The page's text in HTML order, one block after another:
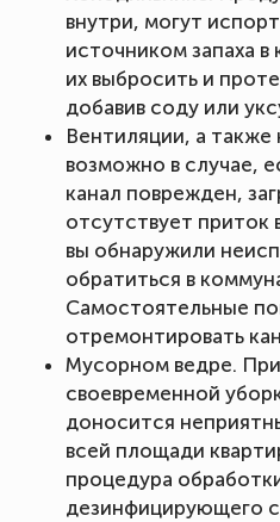
внутри, могут
источником запаха
их выбросить и
добавив соду или
Вентиляции, а
возможно в случае,
канал поврежден,
отсутствует приток
вы обнаружили
обратиться в
Самостоятельные
отремонтировать
Мусорном ведре.
своевременной
доносится
всей площади
процедура
дезинфицирующего